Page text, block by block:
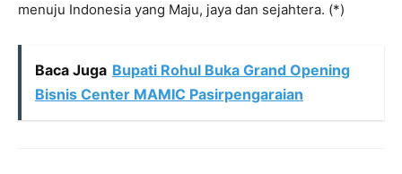
menuju Indonesia yang Maju, jaya dan sejahtera. (*)
Baca Juga Bupati Rohul Buka Grand Opening
Bisnis Center MAMIC Pasirpengaraian